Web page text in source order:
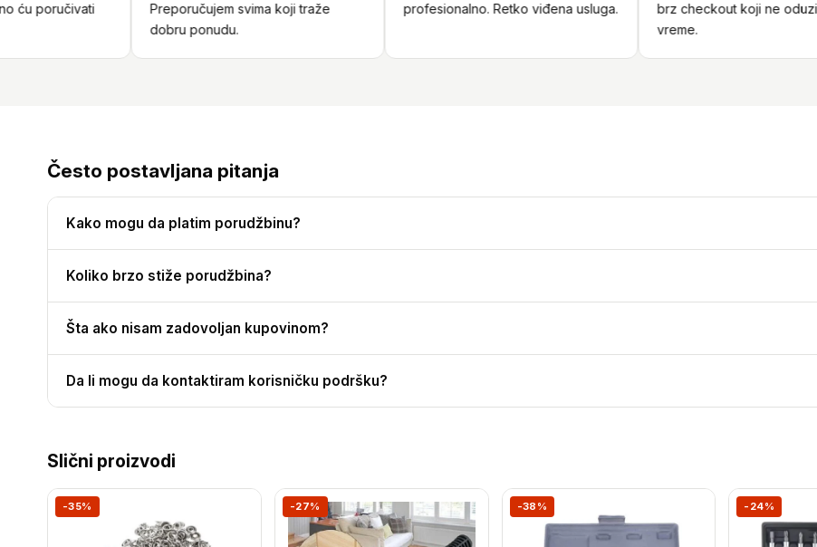
poručivati
Preporučujem svima koji traže
dobru ponudu.
profesionalno. Retko viđena usluga.
brz checkout koji ne oduzima
vreme.
Često postavljana pitanja
Kako mogu da platim porudžbinu?
Koliko brzo stiže porudžbina?
Šta ako nisam zadovoljan kupovinom?
Da li mogu da kontaktiram korisničku podršku?
Slični proizvodi
-35% -27% -38% -24%